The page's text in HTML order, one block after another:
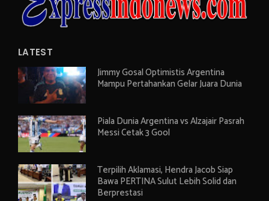
LATEST
Jimmy Gosal Optimistis Argentina
Mampu Pertahankan Gelar Juara Dunia
Piala Dunia Argentina vs Alzajair Pasrah
Messi Cetak 3 Gool
Terpilih Aklamasi, Hendra Jacob Siap
Bawa PERTINA Sulut Lebih Solid dan
Berprestasi